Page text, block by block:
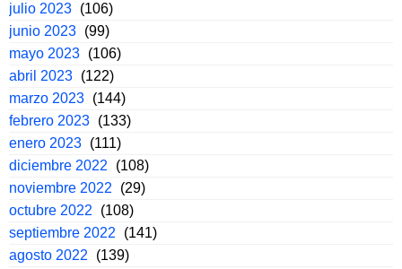
julio 2023 (106)
junio 2023 (99)
mayo 2023 (106)
abril 2023 (122)
marzo 2023 (144)
febrero 2023 (133)
enero 2023 (111)
diciembre 2022
(108)
noviembre 2022
(29)
octubre 2022
(108)
septiembre 2022
(141)
agosto 2022
(139)